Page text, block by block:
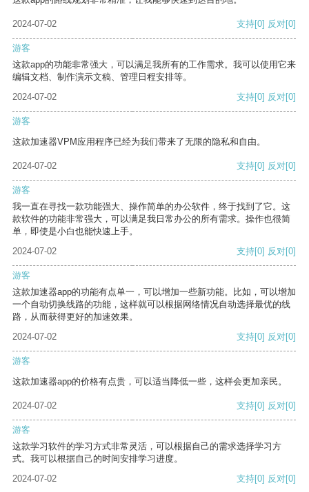
2024-07-02 支持[0] 反对[0]
游客
这款app的功能非常强大，可以满足我所有的工作需求。我可以使用它来
编辑文档、制作演示文稿、管理日程安排等。
2024-07-02
支持[0] 反对[0]
游客
这款加速器VPM应用程序已经为我们带来了无限的隐私和自由。
2024-07-02 支持[0] 反对[0]
游客
我一直在寻找一款功能强大、操作简单的办公软件，终于找到了它。这
款软件的功能非常强大，可以满足我日常办公的所有需求。操作也很简
单，即使是小白也能快速上手。
2024-07-02
支持[0] 反对[0]
游客
这款加速器app的功能有点单一，可以增加一些新功能。比如，可以增加
一个自动切换线路的功能，这样就可以根据网络情况自动选择最优的线
路，从而获得更好的加速效果。
2024-07-02
支持[0] 反对[0]
游客
这款加速器app的价格有点贵，可以适当降低一些，这样会更加亲民。
2024-07-02 支持[0] 反对[0]
游客
这款学习软件的学习方式非常灵活，可以根据自己的需求选择学习方
式。我可以根据自己的时间安排学习进度。
2024-07-02
支持[0] 反对[0]